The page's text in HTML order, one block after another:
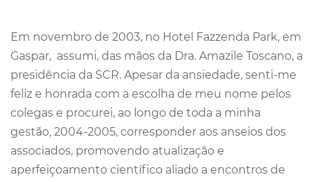
Em novembro de 2003, no Hotel Fazzenda Park, em
Gaspar, assumi, das mãos da Dra. Amazile Toscano, a
presidência da SCR. Apesar da ansiedade, senti-me
feliz e honrada com a escolha de meu nome pelos
colegas e procurei, ao longo de toda a minha
gestão, 2004-2005, corresponder aos anseios dos
associados, promovendo atualização e
aperfeiçoamento científico aliado a encontros de